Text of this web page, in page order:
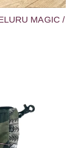
MAGIC /